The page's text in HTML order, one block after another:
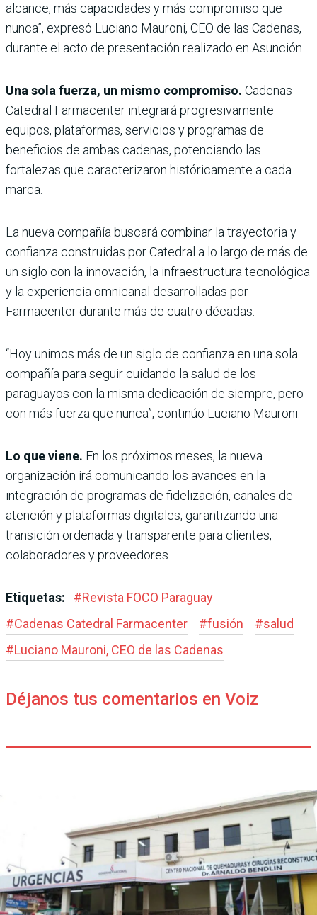
alcance, más capacidades y más compromiso que
nunca”, expresó Luciano Mauroni, CEO de las Cadenas,
durante el acto de presentación realizado en Asunción.
Una sola fuerza, un mismo compromiso. Cadenas
Catedral Farmacenter integrará progresivamente
equipos, plataformas, servicios y programas de
beneficios de ambas cadenas, potenciando las
fortalezas que caracterizaron históricamente a cada
marca.
La nueva compañía buscará combinar la trayectoria y
confianza construidas por Catedral a lo largo de más de
un siglo con la innovación, la infraestructura tecnológica
y la experiencia omnicanal desarrolladas por
Farmacenter durante más de cuatro décadas.
“Hoy unimos más de un siglo de confianza en una sola
compañía para seguir cuidando la salud de los
paraguayos con la misma dedicación de siempre, pero
con más fuerza que nunca”, continúo Luciano Mauroni.
Lo que viene. En los próximos meses, la nueva
organización irá comunicando los avances en la
integración de programas de fidelización, canales de
atención y plataformas digitales, garantizando una
transición ordenada y transparente para clientes,
colaboradores y proveedores.
Etiquetas: #Revista FOCO Paraguay
#Cadenas Catedral Farmacenter #fusión #salud
#Luciano Mauroni, CEO de las Cadenas
Déjanos tus comentarios en Voiz